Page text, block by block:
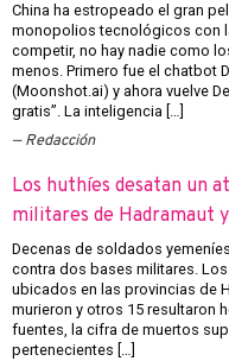
China ha estropeado el gran
monopolios tecnológicos con
competir, no hay nadie como
menos. Primero fue el chatbot
(Moonshot.ai) y ahora vuelve
gratis”. La inteligencia […]
Redacción
Los huthíes desatan un
militares de Hadramaut
Decenas de soldados
contra dos bases militares.
ubicados en las provincias de
murieron y otros 15 resultaron
fuentes, la cifra de muertos
pertenecientes […]